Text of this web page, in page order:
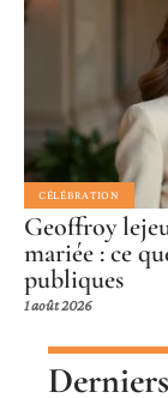
CÉLÉBRATION
Geoffroy
mariée : ce
publiques
1 août 2026